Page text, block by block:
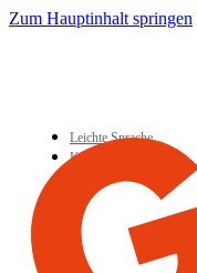
Zum Hauptinhalt springen
Leichte Sprache
Kontakt